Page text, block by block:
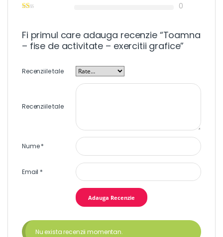
0
Fi primul care adauga recenzie “Toamna
– fise de activitate – exercitii grafice”
Recenziile tale
Recenziile tale
Nume*
Email *
Nu exista recenzii momentan.